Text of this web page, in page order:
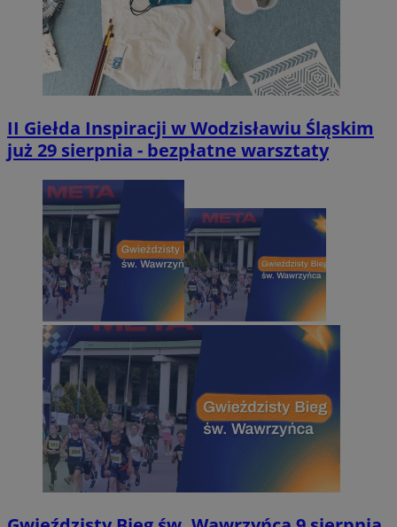
II Giełda Inspiracji w Wodzisławiu Śląskim
już 29 sierpnia - bezpłatne warsztaty